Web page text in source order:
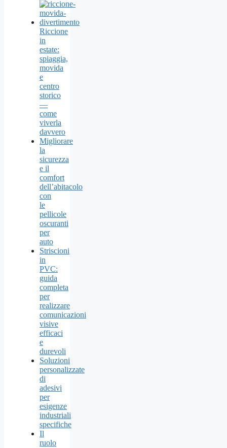
Riccione
in
estate:
spiaggia,
movida
e
centro
storico
—
come
viverla
davvero
Migliorare
la
sicurezza
e il
comfort
dell’abitacolo
con
le
pellicole
oscuranti
per
auto
Striscioni
in
PVC:
guida
completa
per
realizzare
comunicazioni
visive
efficaci
e
durevoli
Soluzioni
personalizzate
di
adesivi
per
esigenze
industriali
specifiche
Il
ruolo